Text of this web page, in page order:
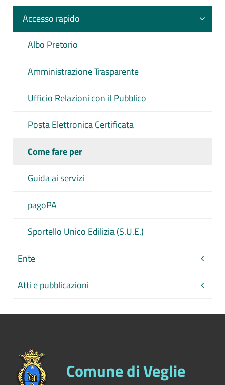
Accesso rapido
Albo Pretorio
Amministrazione Trasparente
Ufficio Relazioni con il Pubblico
Posta Elettronica Certificata
Come fare per
Guida ai servizi
pagoPA
Sportello Unico Edilizia (S.U.E.)
Ente
Atti e pubblicazioni
Comune di Veglie